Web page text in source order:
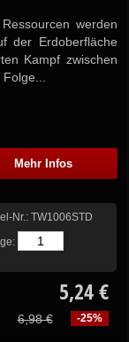
werden
der Erdoberfläche
Kampf zwischen
Mehr Infos
Nr.: TW1006STD
5,24 €
-25%
6,98 €